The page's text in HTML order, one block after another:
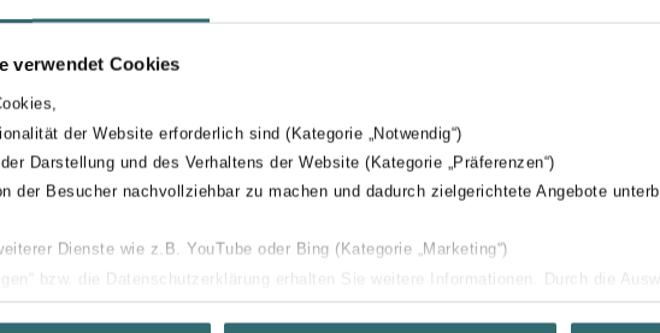
verwendet Cookies
der Website erforderlich sind (Kategorie „Notwendig“)
Darstellung und des Verhaltens der Website (Kategorie „Präferenzen“)
der Besucher nachvollziehbar zu machen und dadurch zielgerichtete Angebote
Dienste wie z.B. YouTube oder Bing (Kategorie „Marketing“)
bzw. die Datenschutzerklärung erhalten Sie weitere Informationen. Durch die